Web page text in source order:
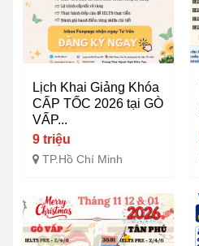
Lịch Khai Giảng Khóa
CẤP TỐC 2026 tại GÒ
VẤP...
9 triệu
TP.Hồ Chí Minh